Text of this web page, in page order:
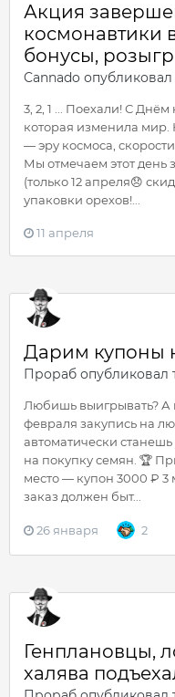
Акция
космонавтики
бонусы,
Cannado опубликовал
3, 2, 1 ... Поехали! С
которая изменила
— эру космоса,
Мы отмечаем этот день
(только 12 апреля😞
упаковки орехов!...
11 апреля
Дарим купоны
Прораб опубликовал
Любишь выигрывать? А
февраля закупись на
автоматически
на покупку семян. 🏆
место — купон 3000 ₽
заказ должен быт...
26 января 2
Генплановцы,
халява